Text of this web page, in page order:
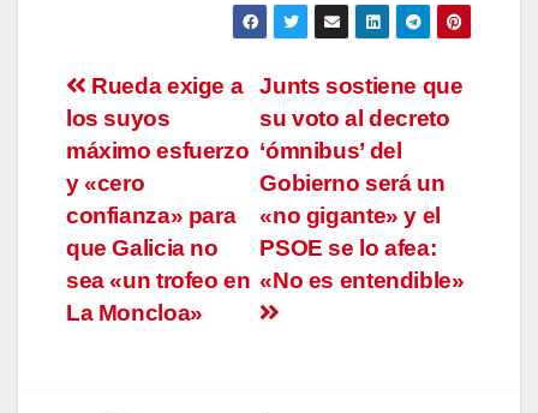
Navegación
de
entradas
Junts sostiene que
su voto al decreto
‘ómnibus’ del
Gobierno será un
«no gigante» y el
PSOE se lo afea:
«No es entendible»
Rueda exige a
los suyos
máximo esfuerzo
y «cero
confianza» para
que Galicia no
sea «un trofeo en
La Moncloa»